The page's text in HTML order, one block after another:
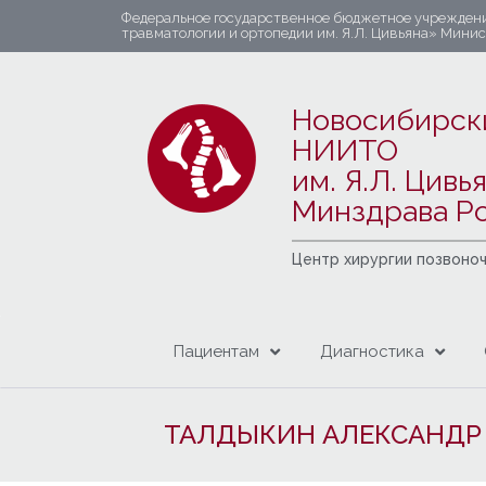
Федеральное государственное бюджетное
травматологии и ортопедии им. Я.Л. Цивьяна»
НИИТО
им. Я.Л.
Минздрава
Центр хирургии
Пациентам Диагностика
ТАЛДЫКИН